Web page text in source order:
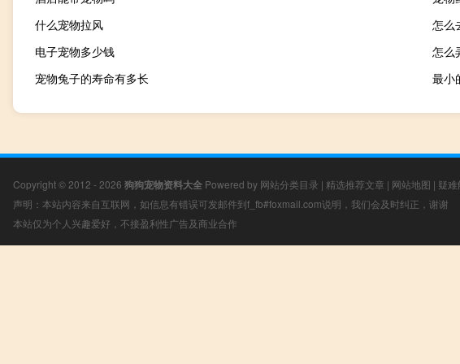
什么宠物拉风
怎么
电子宠物多少钱
怎么
宠物兔子的寿命有多长
最小
Copyright © 2012 - 2026 狗狗宠物资料大全 Powered by 网站分类目录 | 精选推荐文章 | 网站地图 | 疑难
声明：本站内容来自互联网，如信息有错误可发邮件到f_fb#foxmail.com说明，我们会及时纠正，谢谢
本站仅为个人兴趣爱好，不接盈利性广告及商业合作